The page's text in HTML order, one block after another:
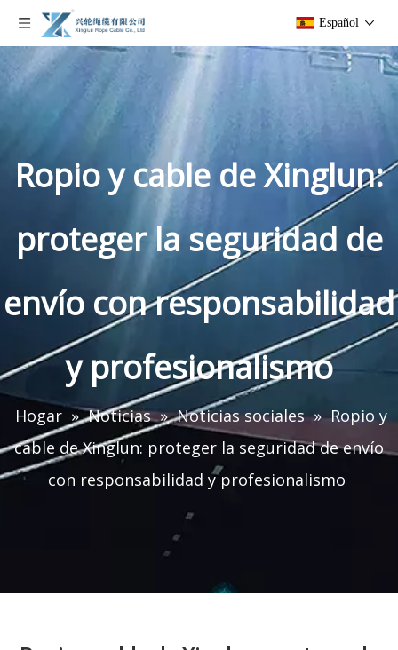
Español
Ropio y cable de Xinglun:
proteger la seguridad de
envío con responsabilidad
y profesionalismo
Hogar » Noticias » Noticias sociales » Ropio y
cable de Xinglun: proteger la seguridad de envío
con responsabilidad y profesionalismo